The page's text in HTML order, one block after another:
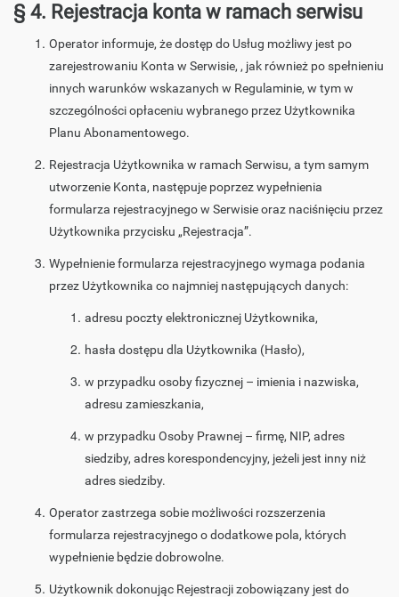
§ 4. Rejestracja konta w ramach serwisu
Operator informuje, że dostęp do Usług możliwy jest po
zarejestrowaniu Konta w Serwisie, , jak również po spełnieniu
innych warunków wskazanych w Regulaminie, w tym w
szczególności opłaceniu wybranego przez Użytkownika
Planu Abonamentowego.
Rejestracja Użytkownika w ramach Serwisu, a tym samym
utworzenie Konta, następuje poprzez wypełnienia
formularza rejestracyjnego w Serwisie oraz naciśnięciu przez
Użytkownika przycisku „Rejestracja”.
Wypełnienie formularza rejestracyjnego wymaga podania
przez Użytkownika co najmniej następujących danych:
adresu poczty elektronicznej Użytkownika,
hasła dostępu dla Użytkownika (Hasło),
w przypadku osoby fizycznej – imienia i nazwiska,
adresu zamieszkania,
w przypadku Osoby Prawnej – firmę, NIP, adres
siedziby, adres korespondencyjny, jeżeli jest inny niż
adres siedziby.
Operator zastrzega sobie możliwości rozszerzenia
formularza rejestracyjnego o dodatkowe pola, których
wypełnienie będzie dobrowolne.
Użytkownik dokonując Rejestracji zobowiązany jest do